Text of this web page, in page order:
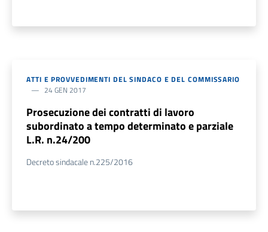
ATTI E PROVVEDIMENTI DEL SINDACO E DEL COMMISSARIO
24 GEN 2017
Prosecuzione dei contratti di lavoro
subordinato a tempo determinato e parziale
L.R. n.24/200
Decreto sindacale n.225/2016